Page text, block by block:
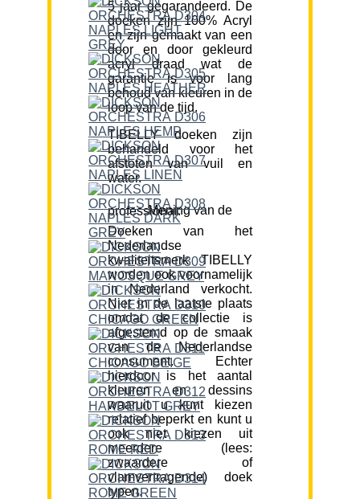
5 jaar gegarandeerd. De
doeken zijn 100% Acryl
en zijn gemaakt van een
door en door gekleurd
acryl draad wat de
garantie is voor lang
behoud van kleuren in de
loop van de tijd.
TIBELLY doeken zijn
behandeld voor het
afstoten van vuil en
water.
Mening van de professional:
Doeken van het
Nederlandse
kwaliteitsmerk TIBELLY
worden ook voornamelijk
in Nederland verkocht.
Niet in de laatste plaats
omdat de collectie is
afgestemd op de smaak
van de Nederlandse
consument. Echter
hierdoor is het aantal
kleuren en dessins
waaruit u kunt kiezen
relatief beperkt en kunt u
ook niet kiezen uit
meerdere (lees:
zwaardere of
vlamvertragende) doek
typen.